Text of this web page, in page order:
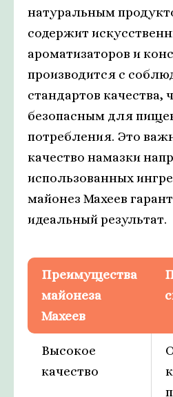
натуральным
содержит
ароматизаторов и
производится с
стандартов качества,
безопасным для
потребления. Это
качество намазки
использованных
майонез Махеев
идеальный результат.
Преимущества
майонеза
Махеев
Высокое
качество